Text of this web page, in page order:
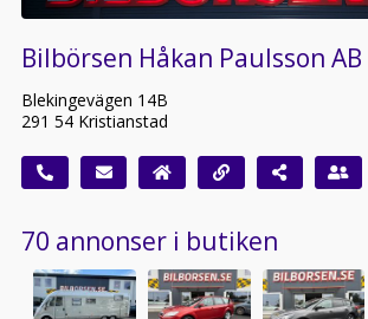
Bilbörsen Håkan Paulsson AB
Blekingevägen 14B
291 54 Kristianstad
70 annonser i butiken